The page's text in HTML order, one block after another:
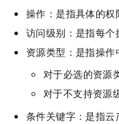
操作：是指具体的权
访问级别：是指每个
资源类型：是指操作
对于必选的资源
对于不支持资源
条件关键字：是指云
千问AI平台-模型体验
在线体验全尺寸、多种模态的模型
Happy 系列大模型
行业生态解决方案
开发者生态解决方案
AI 开发和 AI 应用解决方案